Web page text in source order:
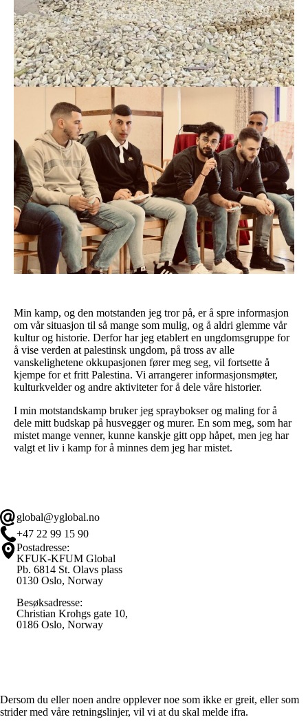
Min kamp, og den motstanden jeg tror på, er å spre informasjon
om vår situasjon til så mange som mulig, og å aldri glemme vår
kultur og historie. Derfor har jeg etablert en ungdomsgruppe for
å vise verden at palestinsk ungdom, på tross av alle
vanskelighetene okkupasjonen fører meg seg, vil fortsette å
kjempe for et fritt Palestina. Vi arrangerer informasjonsmøter,
kulturkvelder og andre aktiviteter for å dele våre historier.
I min motstandskamp bruker jeg spraybokser og maling for å
dele mitt budskap på husvegger og murer. En som meg, som har
mistet mange venner, kunne kanskje gitt opp håpet, men jeg har
valgt et liv i kamp for å minnes dem jeg har mistet.
global@yglobal.no
+47 22 99 15 90
Postadresse:
KFUK-KFUM Global
Pb. 6814 St. Olavs plass
0130 Oslo, Norway
Besøksadresse:
Christian Krohgs gate 10,
0186 Oslo, Norway
Dersom du eller noen andre opplever noe som ikke er greit, eller som
strider med våre retningslinjer, vil vi at du skal melde ifra.